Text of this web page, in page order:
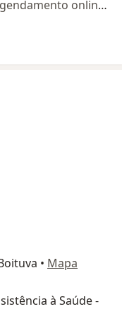
Esse especialista não oferece agendamento online para esse endereço.
• Mapa
à Saúde -